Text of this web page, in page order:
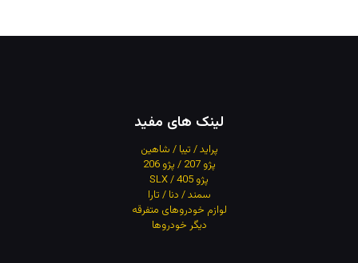
لینک های مفید
پراید / تیبا / شاهین
پژو 207 / پژو 206
پژو 405 / SLX
سمند / دنا / تارا
لوازم خودروهای متفرقه
دیگر خودروها